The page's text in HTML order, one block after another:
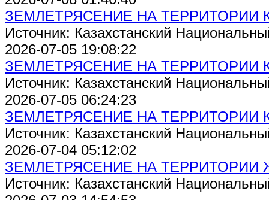
ЗЕМЛЕТРЯСЕНИЕ НА ТЕРРИТОРИИ
Источник: Казахстанский
2026-07-05 19:08:22
ЗЕМЛЕТРЯСЕНИЕ НА ТЕРРИТОРИИ
Источник: Казахстанский
2026-07-05 06:24:23
ЗЕМЛЕТРЯСЕНИЕ НА ТЕРРИТОРИИ
Источник: Казахстанский
2026-07-04 05:12:02
ЗЕМЛЕТРЯСЕНИЕ НА
Источник: Казахстанский